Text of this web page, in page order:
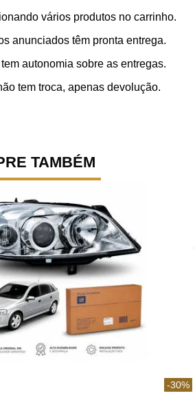
vários produtos no carrinho.
anunciados têm pronta entrega.
autonomia sobre as entregas.
tem troca, apenas devolução.
TAMBÉM
-30%